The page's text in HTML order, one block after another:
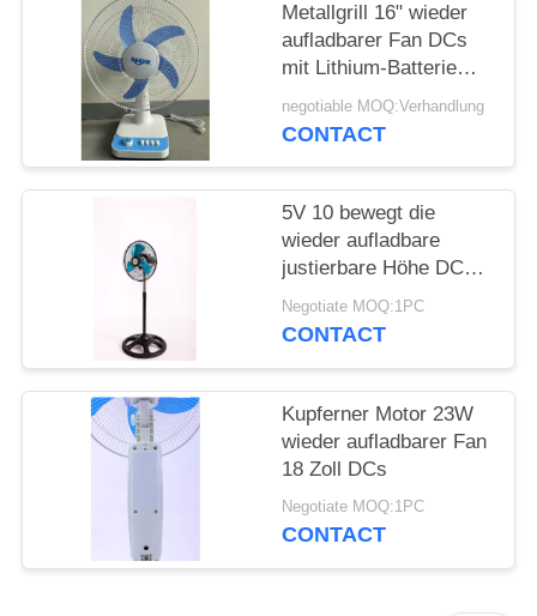
PRIVACY
POLICY
Metallgrill 16" wieder
aufladbarer Fan DCs
mit Lithium-Batterie
4AH
negotiable MOQ:Verhandlung
CONTACT
5V 10 bewegt die
wieder aufladbare
justierbare Höhe DCs
Fan-60cm Schritt für
Schritt fort
Negotiate MOQ:1PC
CONTACT
Kupferner Motor 23W
wieder aufladbarer Fan
18 Zoll DCs
Negotiate MOQ:1PC
CONTACT